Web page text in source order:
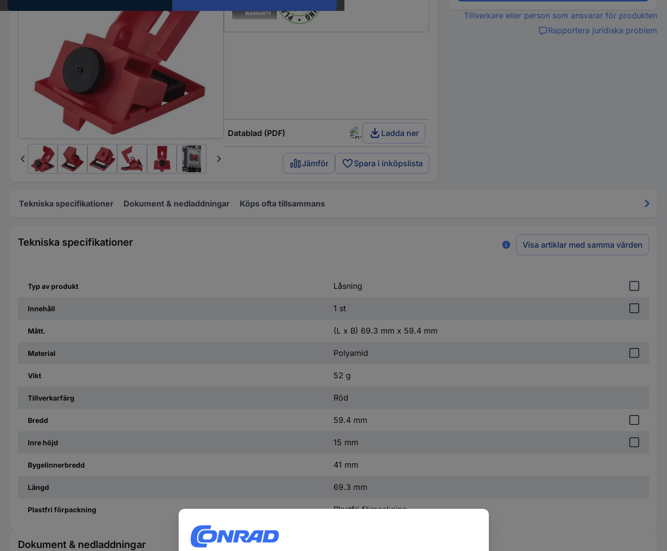
Datablad (PDF) Ladda ner
Jämför Spara i inköpslista
Tillverkare eller person som ansvarar för produkten
Rapportera juridiska problem
Tekniska specifikationer Dokument & nedladdningar Köps ofta tillsammans
Tekniska specifikationer Visa artiklar med samma värden
Typ av produkt Låsning
Innehåll 1 st
Mått. (L x B) 69.3 mm x 59.4 mm
Material Polyamid
Vikt 52 g
Tillverkarfärg Röd
Bredd 59.4 mm
Inre höjd 15 mm
Bygelinnerbredd 41 mm
Längd 69.3 mm
Plastfri förpackning Plastfri förpackning
Dokument & nedladdningar